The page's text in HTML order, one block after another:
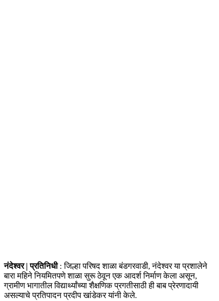
नंदेश्वर | प्रतिनिधी: जिल्हा परिषद शाळा बंडगरवाडी, नंदेश्वर या प्रशालेने
बारा महिने नियमितपणे शाळा सुरू ठेवून एक आदर्श निर्माण केला असून,
ग्रामीण भागातील विद्यार्थ्यांच्या शैक्षणिक प्रगतीसाठी ही बाब प्रेरणादायी
असल्याचे प्रतिपादन प्रदीप खांडेकर यांनी केले.